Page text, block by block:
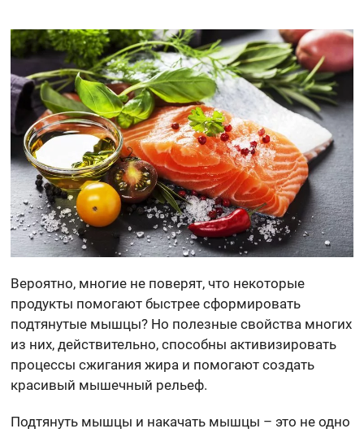
Вероятно, многие не поверят, что некоторые
продукты помогают быстрее сформировать
подтянутые мышцы? Но полезные свойства многих
из них, действительно, способны активизировать
процессы сжигания жира и помогают создать
красивый мышечный рельеф.
Подтянуть мышцы и накачать мышцы – это не одно